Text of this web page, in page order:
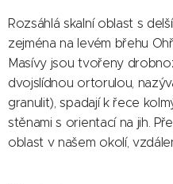
Rozsáhlá skalní oblast s
zejména na levém břehu
Masívy jsou tvořeny
dvojslídnou ortorulou,
granulit), spadají k řece
stěnami s orientací na jih.
oblast v našem okolí,